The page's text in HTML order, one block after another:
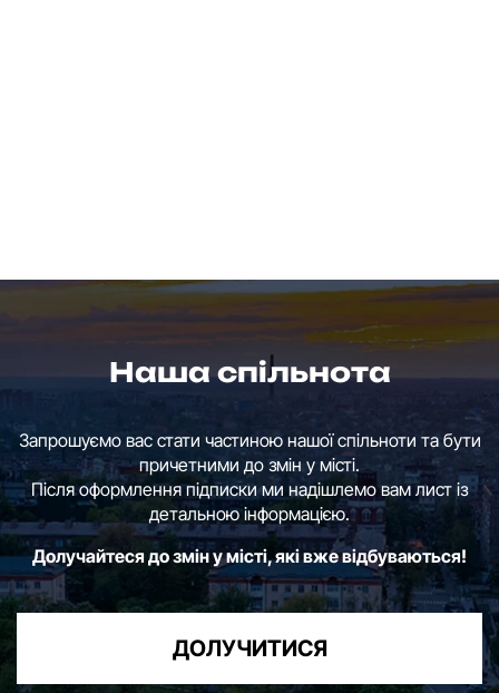
Наша спільнота
Запрошуємо вас стати частиною нашої спільноти та бути
причетними до змін у місті.
Після оформлення підписки ми надішлемо вам лист із
детальною інформацією.
Долучайтеся до змін у місті, які вже відбуваються!
ДОЛУЧИТИСЯ